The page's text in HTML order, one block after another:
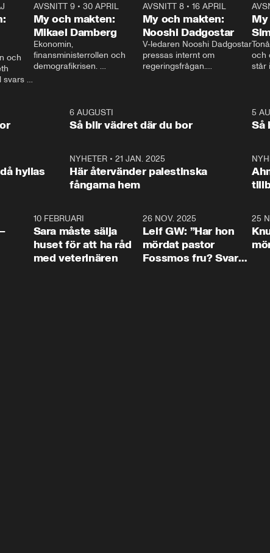
och
svars
AVSNITT 9• 30 APRIL
My och makten:
Mikael Damberg
Ekonomin,
finansministerrollen och
demografikrisen.
och Makten.
AVSNITT 8• 16 APRIL
My och makten:
Nooshi Dadgostar
V-ledaren Nooshi Dadgostar
pressas internt om
regeringsfrågan.
– Vi ställer upp i val. Ska vi
vara med så sitter vi förstås
My
och
står
1:066 AUGUSTI
Så blir vädret där du bor
5
Så
hyllas
NYHETER •21 JAN. 2025
Här återvänder palestinska
fångarna hem
10 FEBRUARI
Sara måste sälja
huset för att ha råd
med veterinären
26 NOV. 2025
Leif GW: ”Har hon
mördat pastor
Fossmos fru? Svar
25